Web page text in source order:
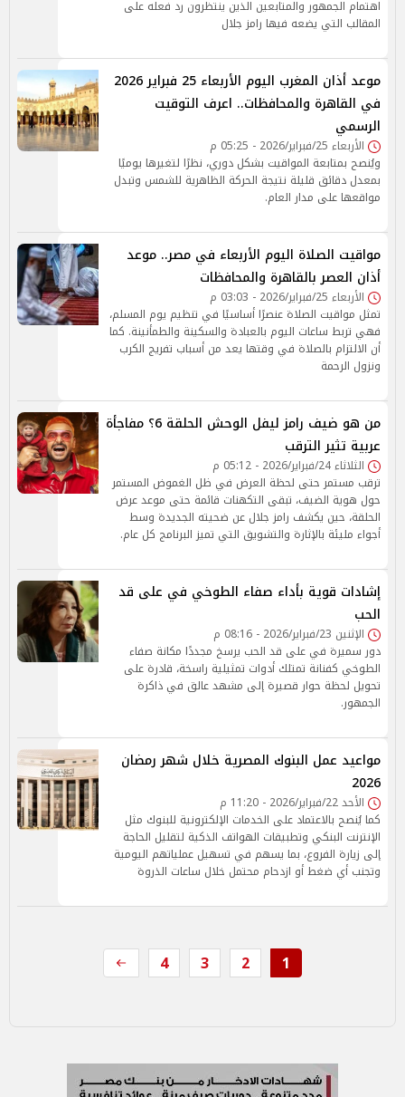
اهتمام الجمهور والمتابعين الذين ينتظرون رد فعله على
المقالب التي يضعه فيها رامز جلال
موعد أذان المغرب اليوم الأربعاء 25 فبراير 2026
في القاهرة والمحافظات.. اعرف التوقيت
الرسمي
الأربعاء 25/فبراير/2026 - 05:25 م
ويُنصح بمتابعة المواقيت بشكل دوري، نظرًا لتغيرها يوميًا
بمعدل دقائق قليلة نتيجة الحركة الظاهرية للشمس وتبدل
مواقعها على مدار العام.
مواقيت الصلاة اليوم الأربعاء في مصر.. موعد
أذان العصر بالقاهرة والمحافظات
الأربعاء 25/فبراير/2026 - 03:03 م
تمثل مواقيت الصلاة عنصرًا أساسيًا في تنظيم يوم المسلم،
فهي تربط ساعات اليوم بالعبادة والسكينة والطمأنينة. كما
أن الالتزام بالصلاة في وقتها يعد من أسباب تفريج الكرب
ونزول الرحمة
من هو ضيف رامز ليفل الوحش الحلقة 6؟ مفاجأة
عربية تثير الترقب
الثلاثاء 24/فبراير/2026 - 05:12 م
ترقب مستمر حتى لحظة العرض في ظل الغموض المستمر
حول هوية الضيف، تبقى التكهنات قائمة حتى موعد عرض
الحلقة، حين يكشف رامز جلال عن ضحيته الجديدة وسط
أجواء مليئة بالإثارة والتشويق التي تميز البرنامج كل عام.
إشادات قوية بأداء صفاء الطوخي في على قد
الحب
الإثنين 23/فبراير/2026 - 08:16 م
دور سميرة في على قد الحب يرسخ مجددًا مكانة صفاء
الطوخي كفنانة تمتلك أدوات تمثيلية راسخة، قادرة على
تحويل لحظة حوار قصيرة إلى مشهد عالق في ذاكرة
الجمهور.
مواعيد عمل البنوك المصرية خلال شهر رمضان
2026
الأحد 22/فبراير/2026 - 11:20 م
كما يُنصح بالاعتماد على الخدمات الإلكترونية للبنوك مثل
الإنترنت البنكي وتطبيقات الهواتف الذكية لتقليل الحاجة
إلى زيارة الفروع، بما يسهم في تسهيل عملياتهم اليومية
وتجنب أي ضغط أو ازدحام محتمل خلال ساعات الذروة
1
2
3
4